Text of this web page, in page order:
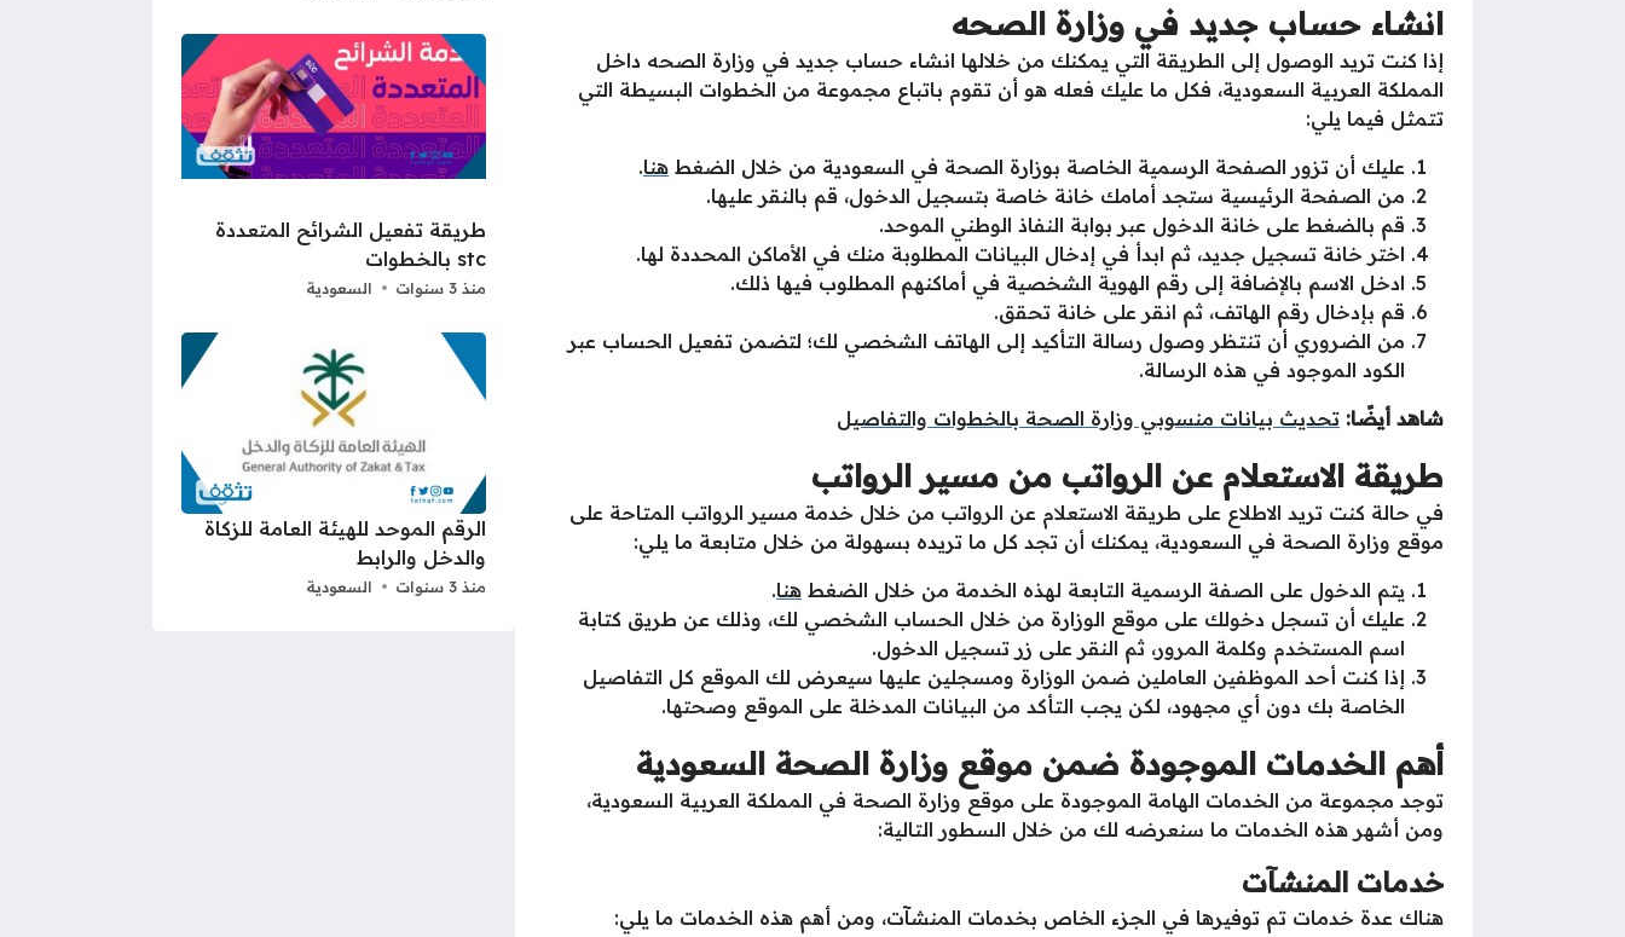
طريقة تفعيل الشرائح المتعددة
stc بالخطوات
منذ 3 سنوات السعودية
الرقم الموحد للهيئة العامة للزكاة
والدخل والرابط
منذ 3 سنوات السعودية
انشاء حساب جديد في وزارة الصحه
إذا كنت تريد الوصول إلى الطريقة التي يمكنك من خلالها انشاء حساب جديد في وزارة الصحه داخل
المملكة العربية السعودية، فكل ما عليك فعله هو أن تقوم باتباع مجموعة من الخطوات البسيطة التي
تتمثل فيما يلي:
عليك أن تزور الصفحة الرسمية الخاصة بوزارة الصحة في السعودية من خلال الضغط هنا.
من الصفحة الرئيسية ستجد أمامك خانة خاصة بتسجيل الدخول، قم بالنقر عليها.
قم بالضغط على خانة الدخول عبر بوابة النفاذ الوطني الموحد.
اختر خانة تسجيل جديد، ثم ابدأ في إدخال البيانات المطلوبة منك في الأماكن المحددة لها.
ادخل الاسم بالإضافة إلى رقم الهوية الشخصية في أماكنهم المطلوب فيها ذلك.
قم بإدخال رقم الهاتف، ثم انقر على خانة تحقق.
من الضروري أن تنتظر وصول رسالة التأكيد إلى الهاتف الشخصي لك؛ لتضمن تفعيل الحساب عبر
الكود الموجود في هذه الرسالة.
شاهد أيضًا: تحديث بيانات منسوبي وزارة الصحة بالخطوات والتفاصيل
طريقة الاستعلام عن الرواتب من مسير الرواتب
في حالة كنت تريد الاطلاع على طريقة الاستعلام عن الرواتب من خلال خدمة مسير الرواتب المتاحة على
موقع وزارة الصحة في السعودية، يمكنك أن تجد كل ما تريده بسهولة من خلال متابعة ما يلي:
يتم الدخول على الصفة الرسمية التابعة لهذه الخدمة من خلال الضغط هنا.
عليك أن تسجل دخولك على موقع الوزارة من خلال الحساب الشخصي لك، وذلك عن طريق كتابة
اسم المستخدم وكلمة المرور، ثم النقر على زر تسجيل الدخول.
إذا كنت أحد الموظفين العاملين ضمن الوزارة ومسجلين عليها سيعرض لك الموقع كل التفاصيل
الخاصة بك دون أي مجهود، لكن يجب التأكد من البيانات المدخلة على الموقع وصحتها.
أهم الخدمات الموجودة ضمن موقع وزارة الصحة السعودية
توجد مجموعة من الخدمات الهامة الموجودة على موقع وزارة الصحة في المملكة العربية السعودية،
ومن أشهر هذه الخدمات ما سنعرضه لك من خلال السطور التالية:
خدمات المنشآت
هناك عدة خدمات تم توفيرها في الجزء الخاص بخدمات المنشآت، ومن أهم هذه الخدمات ما يلي: